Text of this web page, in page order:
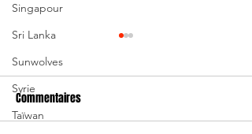
Singapour
Sri Lanka
Sunwolves
Syrie
Taïwan
Commentaires